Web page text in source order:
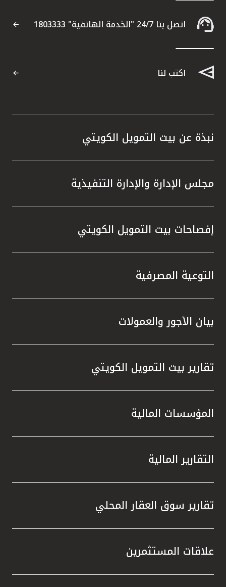
مواقع الفروع
تركيا
ماليزيا
مصر
المملكة المتحدة
مملكة البحرين
اتصل بنا 24/7 "الخدمة الهاتفية" 1803333
اكتب لنا
نبذة عن بيت التمويل الكويتي
مجلس الإدارة والإدارة التنفيذية
إفصاحات بيت التمويل الكويتي
التوعية المصرفية
بيان الأجور والعمولات
تقارير بيت التمويل الكويتي
المؤسسات المالية
التقارير المالية
تقارير سوق العقار المحلي
علاقات المستثمرين